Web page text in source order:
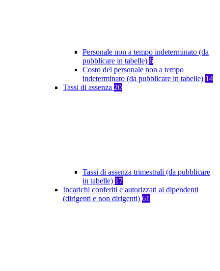
Personale non a tempo indeterminato (da
pubblicare in tabelle) 6
Costo del personale non a tempo
indeterminato (da pubblicare in tabelle) 14
Tassi di assenza 20
Tassi di assenza trimestrali (da pubblicare
in tabelle) 17
Incarichi conferiti e autorizzati ai dipendenti
(dirigenti e non dirigenti) 61